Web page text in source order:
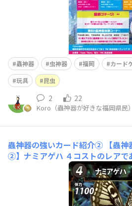
蟲神器 虫神器 福岡 カード
玩具
昆虫
2 22
Koro（蟲神器が好きな福岡県民）
蟲神器の強いカード紹介② 【蟲
②】ナミアゲハ ４コストのレアで
う高い体力を誇る。 パラワンや、
などの緑以外のLRに一撃で取られ
で横の虫を守れるのも強い スター
に入るのも素晴らしい